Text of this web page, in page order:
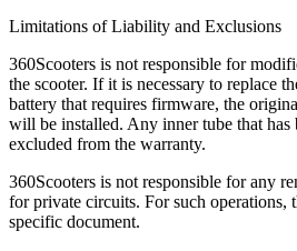
Limitations of Liability and Exclusions
360Scooters is not responsible for
the scooter. If it is necessary to replace
battery that requires firmware, the
will be installed. Any inner tube that has
excluded from the warranty.
360Scooters is not responsible for any
for private circuits. For such operations,
specific document.